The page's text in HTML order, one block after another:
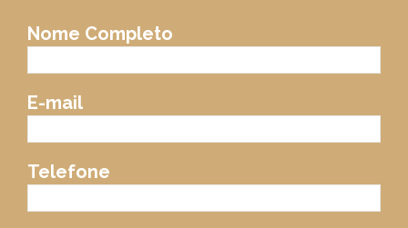
Nome Completo
E-mail
Telefone